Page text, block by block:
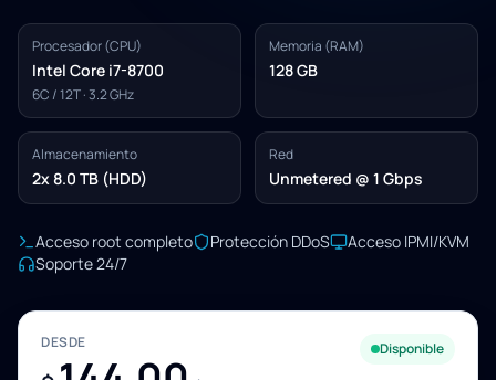
Procesador (CPU)
Intel Core i7-8700
6C / 12T · 3.2 GHz
Memoria (RAM)
128 GB
Almacenamiento
2x 8.0 TB (HDD)
Red
Unmetered @ 1 Gbps
Acceso root completo Protección DDoS
Acceso IPMI/KVM
Soporte 24/7
DESDE Disponible